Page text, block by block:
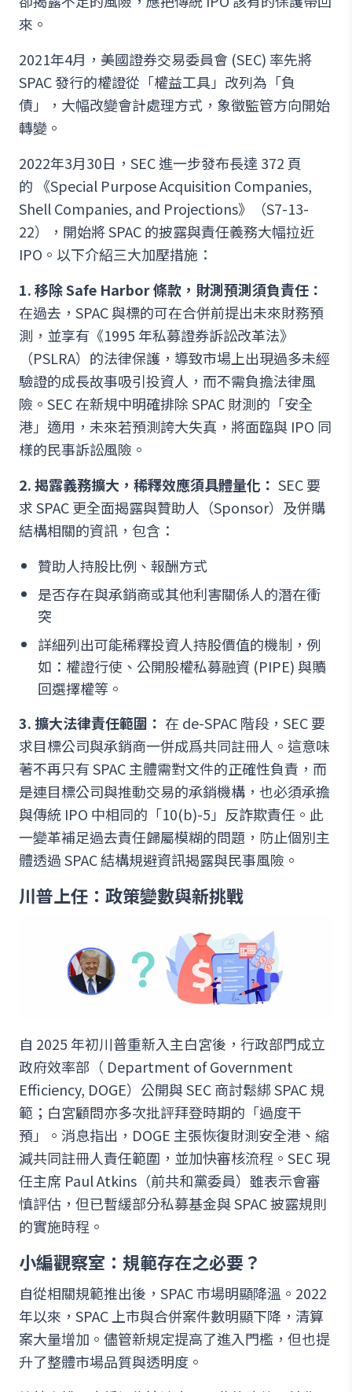
來。
2021年4月，美國證券交易委員會 (SEC) 率先將
SPAC 發行的權證從「權益工具」改列為「負
債」，大幅改變會計處理方式，象徵監管方向開始
轉變。
2022年3月30日，SEC 進一步發布長達 372 頁
的 《Special Purpose Acquisition Companies,
Shell Companies, and Projections》（S7-13-
22），開始將 SPAC 的披露與責任義務大幅拉近
IPO。以下介紹三大加壓措施：
1. 移除 Safe Harbor 條款，財測預測須負責任：
在過去，SPAC 與標的可在合併前提出未來財務預
測，並享有《1995 年私募證券訴訟改革法》
（PSLRA）的法律保護，導致市場上出現過多未經
驗證的成長故事吸引投資人，而不需負擔法律風
險。SEC 在新規中明確排除 SPAC 財測的「安全
港」適用，未來若預測誇大失真，將面臨與 IPO 同
樣的民事訴訟風險。
2. 揭露義務擴大，稀釋效應須具體量化： SEC 要
求 SPAC 更全面揭露與贊助人（Sponsor）及併購
結構相關的資訊，包含：
贊助人持股比例、報酬方式
是否存在與承銷商或其他利害關係人的潛在衝
突
詳細列出可能稀釋投資人持股價值的機制，例
如：權證行使、公開股權私募融資 (PIPE) 與贖
回選擇權等。
3. 擴大法律責任範圍： 在 de-SPAC 階段，SEC 要
求目標公司與承銷商一併成爲共同註冊人。這意味
著不再只有 SPAC 主體需對文件的正確性負責，而
是連目標公司與推動交易的承銷機構，也必須承擔
與傳統 IPO 中相同的「10(b)-5」反詐欺責任。此
一變革補足過去責任歸屬模糊的問題，防止個別主
體透過 SPAC 結構規避資訊揭露與民事風險。
川普上任：政策變數與新挑戰
自 2025 年初川普重新入主白宮後，行政部門成立
政府效率部（ Department of Government
Efficiency, DOGE）公開與 SEC 商討鬆綁 SPAC 規
範；白宮顧問亦多次批評拜登時期的「過度干
預」。消息指出，DOGE 主張恢復財測安全港、縮
減共同註冊人責任範圍，並加快審核流程。SEC 現
任主席 Paul Atkins（前共和黨委員）雖表示會審
慎評估，但已暫緩部分私募基金與 SPAC 披露規則
的實施時程。
小編觀察室：規範存在之必要？
自從相關規範推出後，SPAC 市場明顯降溫。2022
年以來，SPAC 上市與合併案件數明顯下降，清算
案大量增加。儘管新規定提高了進入門檻，但也提
升了整體市場品質與透明度。